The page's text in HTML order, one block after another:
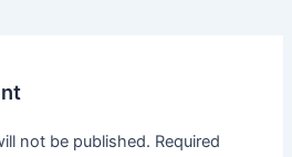
not be published. Required